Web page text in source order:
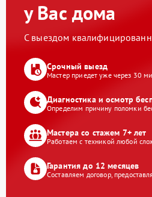
у Вас дома
С выездом
Срочный выезд
Мастер приедет уже через 30
Диагностика и осмотр
Определим причину поломки
Мастера со стажем 7+ лет
Работаем с техникой любой
Гарантия до 12 месяцев
Составляем договор,